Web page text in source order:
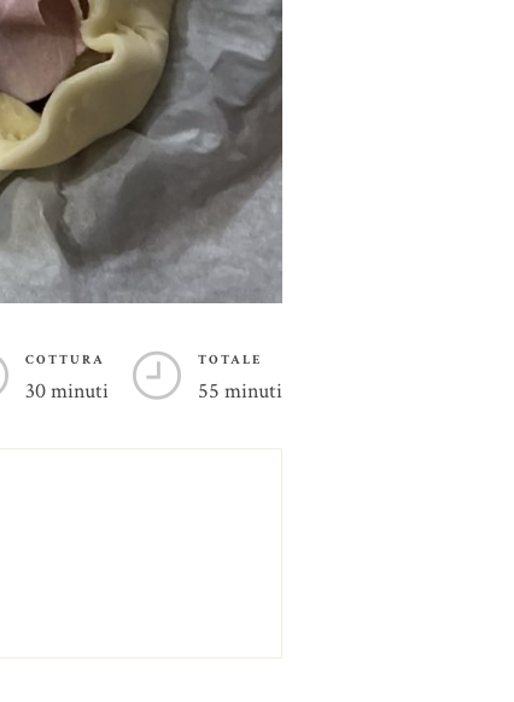
COTTURA
30 minuti
TOTALE
55 minuti